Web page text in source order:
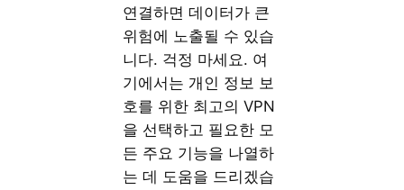
연결하면 데이터가 큰
위험에 노출될 수 있습
니다. 걱정 마세요. 여
기에서는 개인 정보 보
호를 위한 최고의 VPN
을 선택하고 필요한 모
든 주요 기능을 나열하
는 데 도움을 드리겠습